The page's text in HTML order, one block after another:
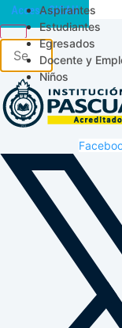
Aspirantes
Estudiantes
Egresados
Docente y
Niños
Acceso SICAU